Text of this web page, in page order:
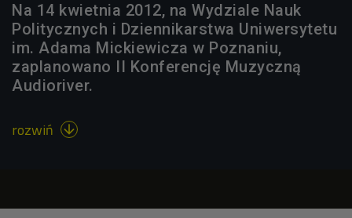
Na 14 kwietnia 2012, na Wydziale Nauk
Politycznych i Dziennikarstwa Uniwersytetu
im. Adama Mickiewicza w Poznaniu,
zaplanowano II Konferencję Muzyczną
Audioriver.
rozwiń 